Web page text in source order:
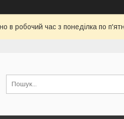
в робочий час з понеділка по